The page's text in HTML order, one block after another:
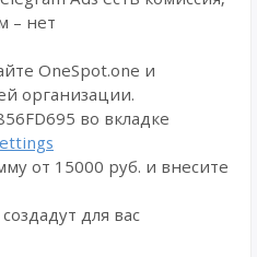
– нет
OneSpot.one и
организации.
во вкладке
от 15000 руб. и внесите
для вас